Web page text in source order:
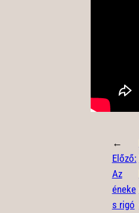
←
Előző:
Az
éneke
s rigó